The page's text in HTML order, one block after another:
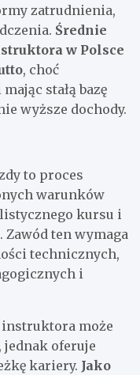
zatrudnienia,
Średnie
w Polsce
, choć
stałą bazę
wyższe dochody.
to proces
warunków
kursu i
ten wymaga
technicznych,
i
może
jednak oferuje
kariery. Jako